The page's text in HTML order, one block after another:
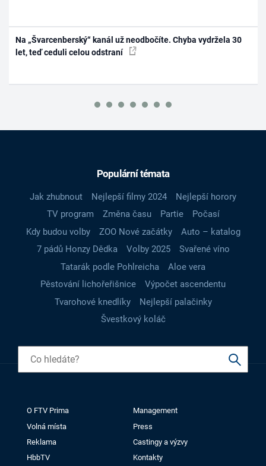
Na „Švarcenberský“ kanál už neodbočíte. Chyba vydržela 30
let, teď ceduli celou odstraní
Populární témata
Jak zhubnout Nejlepší filmy 2024
Nejlepší horory
TV program
Změna času Partie
Počasí
Kdy budou volby
ZOO Nové začátky
Auto – katalog
7 pádů Honzy Dědka
Volby 2025
Svařené víno
Tatarák podle Pohlreicha
Aloe vera
Pěstování lichořeřišnice
Výpočet ascendentu
Tvarohové knedlíky
Nejlepší palačinky
Švestkový koláč
O FTV Prima
Management
Volná místa
Press
Reklama
Castingy a výzvy
HbbTV
Kontakty